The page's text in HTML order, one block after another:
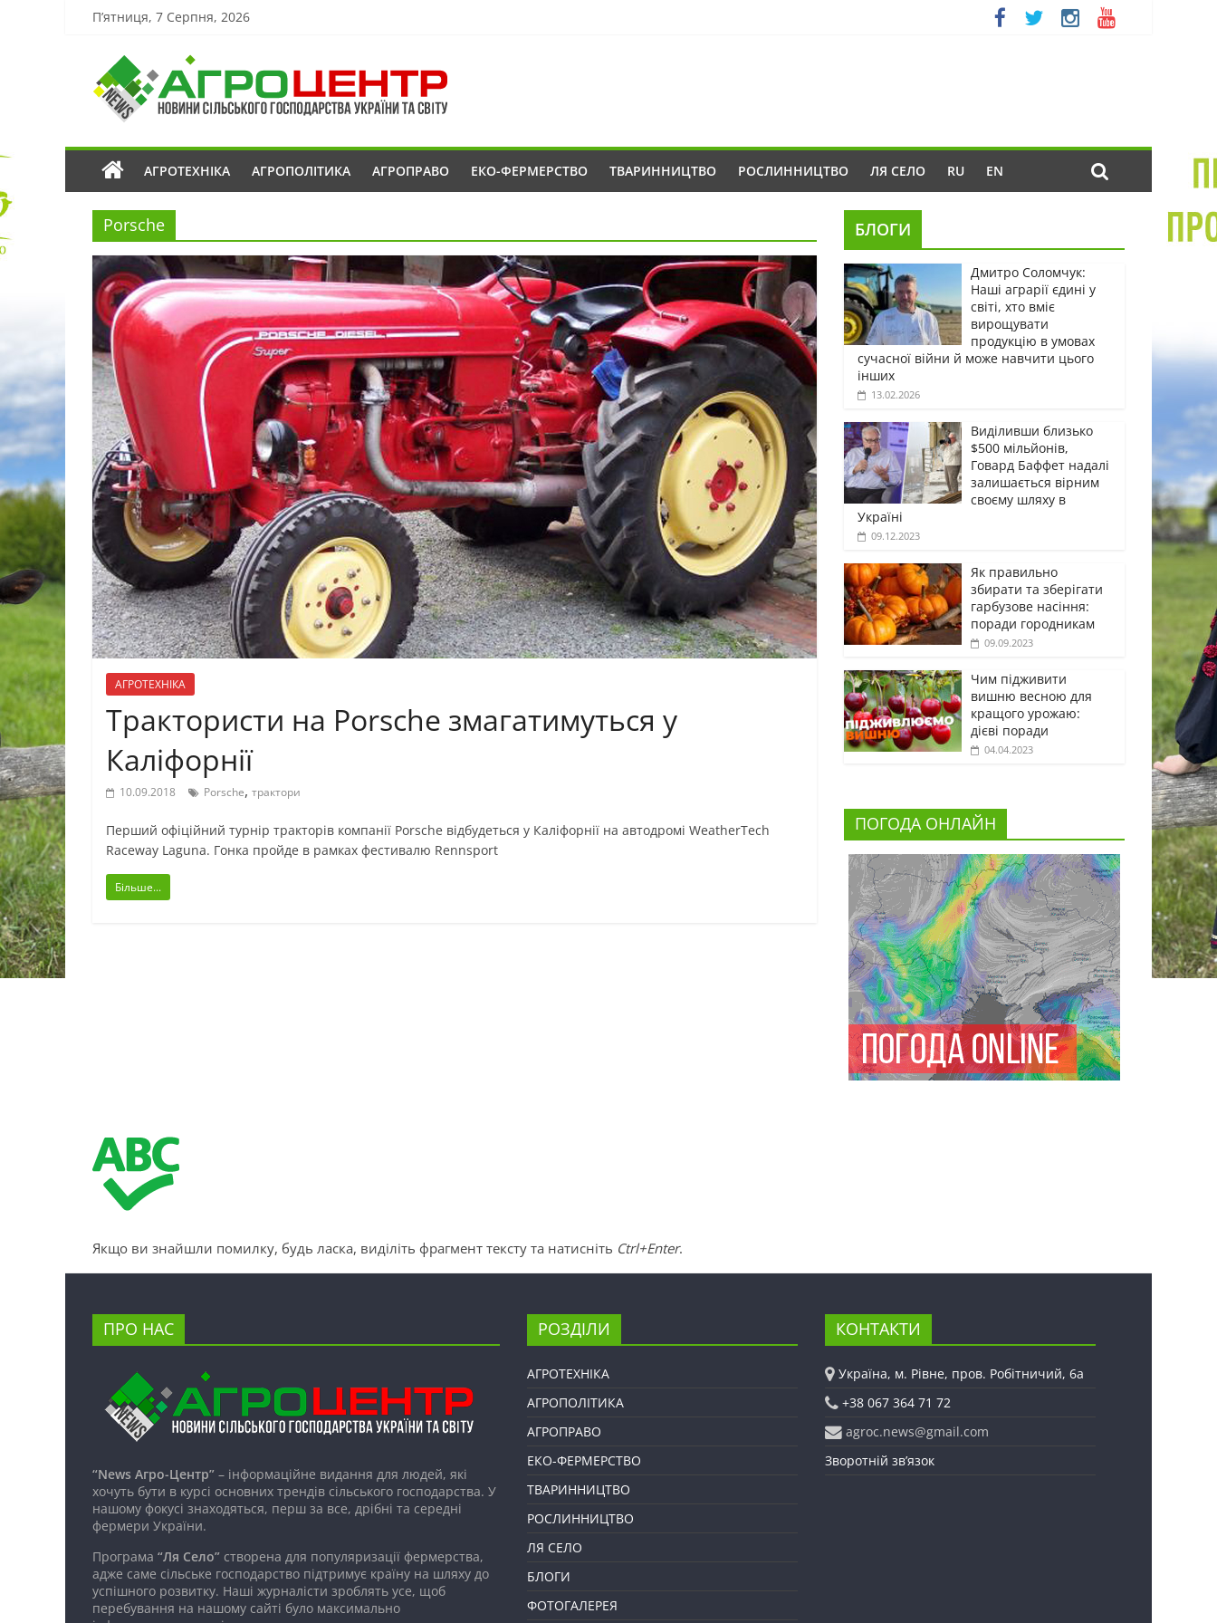
П’ятниця, 7 Серпня, 2026
АГРОТЕХНІКА АГРОПОЛІТИКА АГРОПРАВО ЕКО-ФЕРМЕРСТВО ТВАРИННИЦТВО РОСЛИННИЦТВО ЛЯ СЕЛО RU EN
Porsche
АГРОТЕХНІКА
Трактористи на Porsche змагатимуться у
Каліфорнії
10.09.2018 Porsche, трактори
Перший офіційний турнір тракторів компанії Porsche відбудеться у Каліфорнії на автодромі WeatherTech
Raceway Laguna. Гонка пройде в рамках фестивалю Rennsport
Більше...
БЛОГИ
Дмитро Соломчук:
Наші аграрії єдині у
світі, хто вміє
вирощувати
продукцію в умовах
сучасної війни й може навчити цього
інших
13.02.2026
Виділивши близько
$500 мільйонів,
Говард Баффет надалі
залишається вірним
своєму шляху в
Україні
09.12.2023
Як правильно
збирати та зберігати
гарбузове насіння:
поради городникам
09.09.2023
Чим підживити
вишню весною для
кращого урожаю:
дієві поради
04.04.2023
ПОГОДА ОНЛАЙН
Якщо ви знайшли помилку, будь ласка, виділіть фрагмент тексту та натисніть Ctrl+Enter.
ПРО НАС
“News Агро-Центр” – інформаційне видання для людей, які
хочуть бути в курсі основних трендів сільського господарства. У
нашому фокусі знаходяться, перш за все, дрібні та середні
фермери України.
Програма “Ля Село” створена для популяризації фермерства,
адже саме сільське господарство підтримує країну на шляху до
успішного розвитку. Наші журналісти зроблять усе, щоб
перебування на нашому сайті було максимально
РОЗДІЛИ
АГРОТЕХНІКА
АГРОПОЛІТИКА
АГРОПРАВО
ЕКО-ФЕРМЕРСТВО
ТВАРИННИЦТВО
РОСЛИННИЦТВО
ЛЯ СЕЛО
БЛОГИ
ФОТОГАЛЕРЕЯ
КОНТАКТИ
Україна, м. Рівне, пров. Робітничий, 6а
+38 067 364 71 72
agroc.news@gmail.com
Зворотній зв’язок